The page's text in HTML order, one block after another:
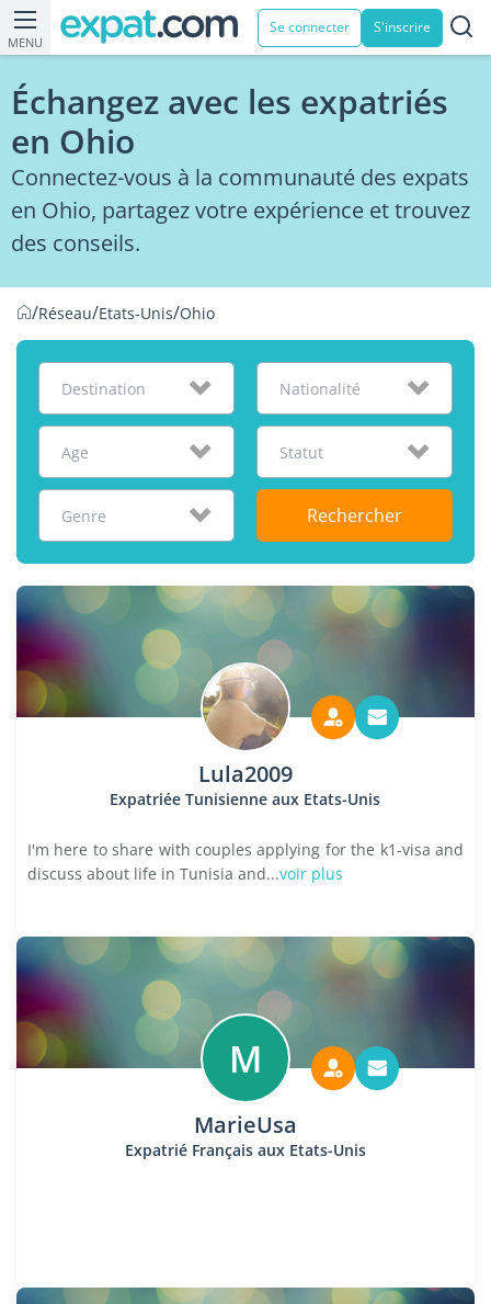
MENU
Se connecter S'inscrire
Échangez avec les expatriés
en Ohio
Connectez-vous à la communauté des expats
en Ohio, partagez votre expérience et trouvez
des conseils.
/Réseau/Etats-Unis/Ohio
Destination Nationalité
Age Statut
Genre Rechercher
Lula2009
Expatriée Tunisienne aux Etats-Unis
I'm here to share with couples applying for the k1-visa and
discuss about life in Tunisia and...voir plus
M
MarieUsa
Expatrié Français aux Etats-Unis